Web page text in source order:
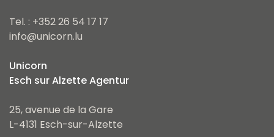
Tel. : +352 26 54 17 17
info@unicorn.lu
Unicorn
Esch sur Alzette Agentur
25, avenue de la Gare
L-4131 Esch-sur-Alzette